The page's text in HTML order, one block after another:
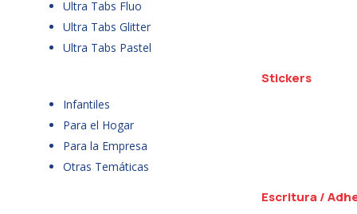
Ultra Tabs Fluo
Ultra Tabs Glitter
Ultra Tabs Pastel
Stickers
Infantiles
Para el Hogar
Para la Empresa
Otras Temáticas
Escritura /